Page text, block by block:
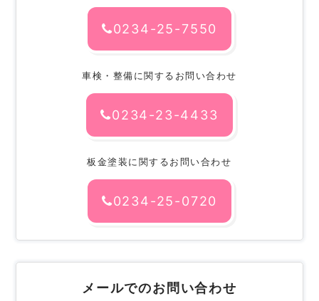
0234-25-7550
車検・整備に関するお問い合わせ
0234-23-4433
板金塗装に関するお問い合わせ
0234-25-0720
メールでのお問い合わせ